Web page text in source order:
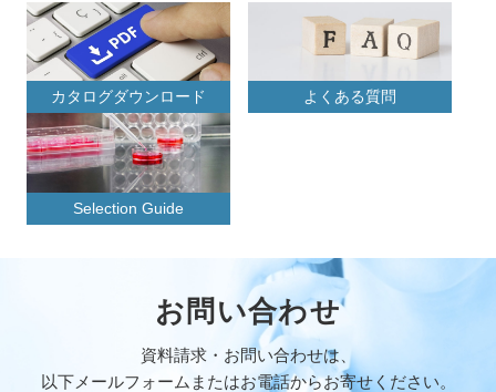
カタログダウンロード よくある質問
Selection Guide
お問い合わせ
資料請求・お問い合わせは、
以下メールフォームまたはお電話からお寄せください。